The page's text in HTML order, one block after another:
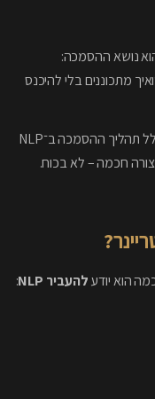
נושא ההסמכה:
מתכוננים בלי להיכנס
במאמר הזה נעשה סדר אמיתי: מה בדרך כלל כולל תהליך ההסמכה ב־NLP
להעביר NLP
: